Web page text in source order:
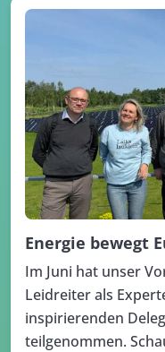
Energie bewegt
Im Juni hat unser
Leidreiter als
inspirierenden
teilgenommen.